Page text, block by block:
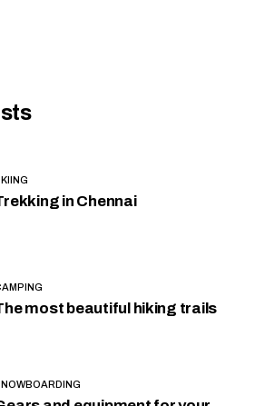
in Chennai
most beautiful hiking trails